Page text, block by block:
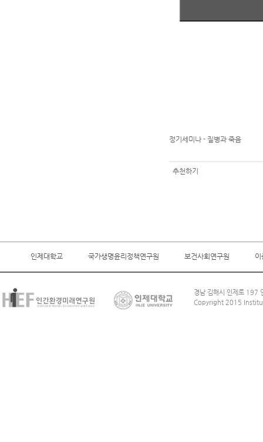
정기세미나 - 질병과 죽음
추천하기
인제대학교 국가생명윤리정책연구원 보건사회연구원 이
경남 김해시 인제로
Copyright 2015